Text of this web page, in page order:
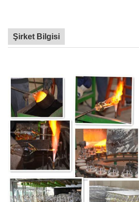
Şirket Bilgisi